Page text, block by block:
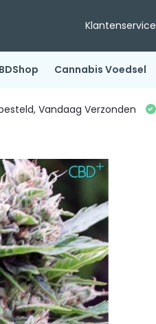
Klantenservice
Cannabis Voedsel
Vandaag Verzonden